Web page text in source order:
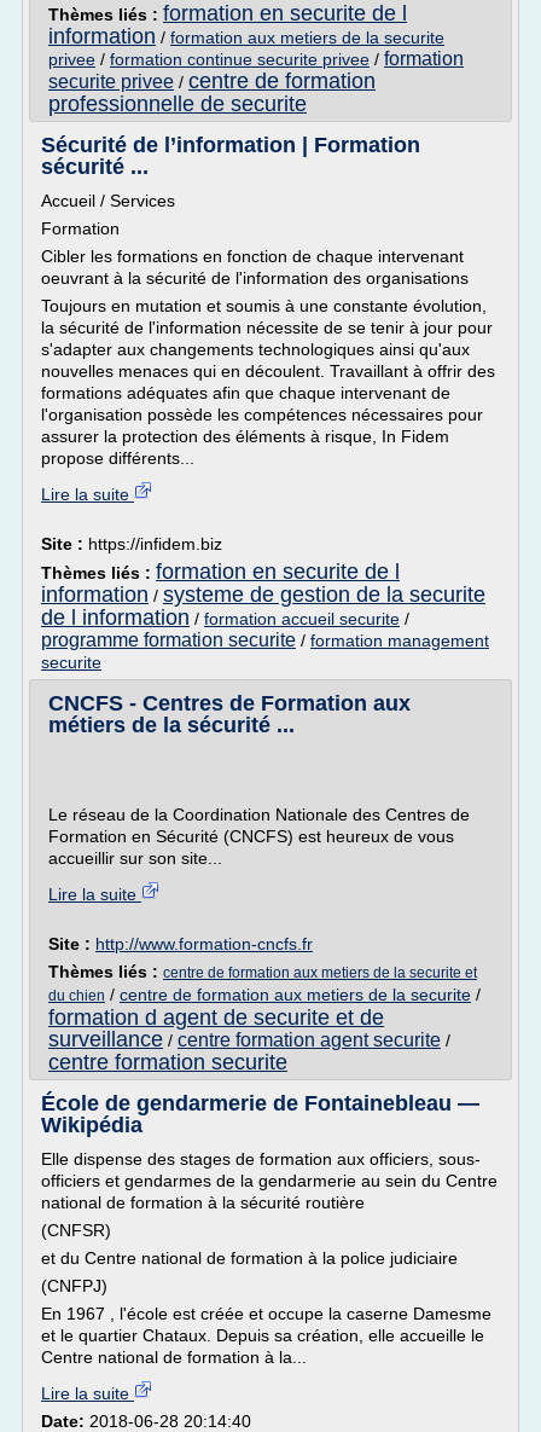
Thèmes liés : formation en securite de l
information / formation aux metiers de la securite
privee / formation continue securite privee / formation
securite privee / centre de formation
professionnelle de securite
Sécurité de l’information | Formation
sécurité ...
Accueil / Services
Formation
Cibler les formations en fonction de chaque intervenant
oeuvrant à la sécurité de l'information des organisations
Toujours en mutation et soumis à une constante évolution,
la sécurité de l'information nécessite de se tenir à jour pour
s'adapter aux changements technologiques ainsi qu'aux
nouvelles menaces qui en découlent. Travaillant à offrir des
formations adéquates afin que chaque intervenant de
l'organisation possède les compétences nécessaires pour
assurer la protection des éléments à risque, In Fidem
propose différents...
Lire la suite
Site : https://infidem.biz
Thèmes liés : formation en securite de l
information / systeme de gestion de la securite
de l information / formation accueil securite /
programme formation securite / formation management
securite
CNCFS - Centres de Formation aux
métiers de la sécurité ...
Le réseau de la Coordination Nationale des Centres de
Formation en Sécurité (CNCFS) est heureux de vous
accueillir sur son site...
Lire la suite
Site : http://www.formation-cncfs.fr
Thèmes liés : centre de formation aux metiers de la securite et
du chien / centre de formation aux metiers de la securite /
formation d agent de securite et de
surveillance / centre formation agent securite /
centre formation securite
École de gendarmerie de Fontainebleau —
Wikipédia
Elle dispense des stages de formation aux officiers, sous-
officiers et gendarmes de la gendarmerie au sein du Centre
national de formation à la sécurité routière
(CNFSR)
et du Centre national de formation à la police judiciaire
(CNFPJ)
En 1967 , l'école est créée et occupe la caserne Damesme
et le quartier Chataux. Depuis sa création, elle accueille le
Centre national de formation à la...
Lire la suite
Date: 2018-06-28 20:14:40